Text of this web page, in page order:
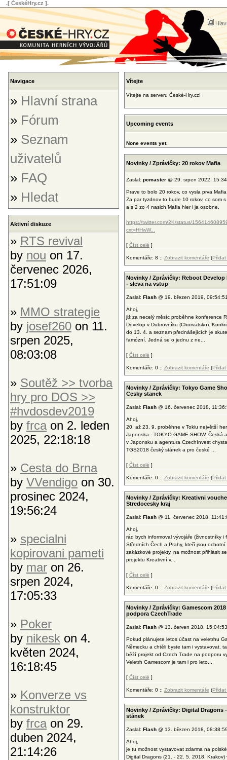
.[ ČeskéHry.cz ].
Navigace
» Hlavní strana
» Fórum
» Seznam
uživatelů
» FAQ
» Hledat
Aktivní diskuze
» RTS revival
by nou on 17.
červenec 2026,
17:51:09
» MMO strategie
by josef260 on 11.
srpen 2025,
08:03:08
» Soutěž >> tvorba
hry pro DOS >>
#hvdosdev2019
by frca on 2. leden
2025, 22:18:18
» Cesta do Brna
by VVendigo on 30.
prosinec 2024,
19:56:24
» specialni
kopirovani pameti
by mar on 26.
srpen 2024,
17:05:33
» Poker
by nikesk on 4.
květen 2024,
16:18:45
» Konverze vs
konstruktor
by frca on 29.
duben 2024,
21:14:26
Vítejte
Vítejte na serveru České-Hry.cz!
Upcoming events
None events yet.
Novinky / Zprávičky: 20 rokov Mafia
Zaslal: pcmaster @ 29. srpen 2022,
Prave to bolo 20 rokov, co vysla prva
Za par tyzdnov to bude 10 rokov, co som
a s 2 zo 4 nasich Mafia hier i ja osobne.
https://twitter.com/2K/status/
cxt=HHwW...
[ Číst celé ]
Komentáře: 8 :: Zobrazit komentáře (Přidat
Novinky / Zprávičky: Reboot Develop
- sleva na vstup
Zaslal: Flash @ 19. březen 2019,
Ahoj,
již za necelý měsíc proběhne konference
Develop v Dubrovníku (Chorvatsko).
do 13. 4. a seznam přednášejících je
famózní. Jedná se o jednu z ne...
[ Číst celé ]
Komentáře: 0 :: Zobrazit komentáře (Přidat
Novinky / Zprávičky: Tokyo Game
Cesky stanek
Zaslal: Flash @ 16. červenec 2018,
Ahoj,
20. až 23. 9. proběhne v Tokiu největší
Japonska - TOKYO GAME SHOW. Česká
v Japonsku a agentura CzechInvest
TGS2018 český stánek a pro české ...
[ Číst celé ]
Komentáře: 0 :: Zobrazit komentáře (Přidat
Novinky / Zprávičky: Kreativni
Stredocesky kraj
Zaslal: Flash @ 11. červenec 2018,
Ahoj,
rád bych informoval vývojáře (živnostníky i
Středních Čech a Prahy, kteří jsou ochotní
zakázkové projekty, na možnost přihlásit
projektu Kreativní v...
[ Číst celé ]
Komentáře: 0 :: Zobrazit komentáře (Přidat
Novinky / Zprávičky: Gamescom 2018
podpora CzechTrade
Zaslal: Flash @ 13. červen 2018, 15:04:53
Pokud plánujete letos účast na veletrhu
Německu a chtěli byste tam i vystavovat,
běží projekt od Czech Trade na podporu
Veletrh Gamescom je tam i pro leto...
[ Číst celé ]
Komentáře: 0 :: Zobrazit komentáře (Přidat
Novinky / Zprávičky: Digital Dragons
stánek
Zaslal: Flash @ 13. březen 2018,
Ahoj,
je tu možnost vystavovat zdarma na
Digital Dragons (21. - 22. 5. 2018, Krakov)